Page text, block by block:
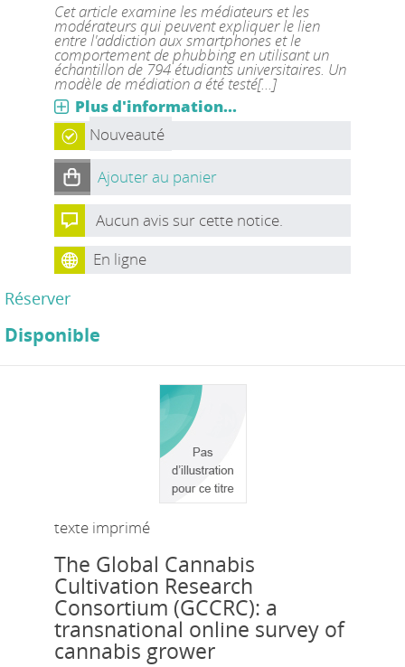
Cet article examine les médiateurs et les
modérateurs qui peuvent expliquer le lien
entre l'addiction aux smartphones et le
comportement de phubbing en utilisant un
échantillon de 794 étudiants universitaires. Un
modèle de médiation a été testé[...]
Plus d'information...
Nouveauté
Ajouter au panier
Aucun avis sur cette notice.
En ligne
Réserver
Disponible
texte imprimé
The Global Cannabis
Cultivation Research
Consortium (GCCRC): a
transnational online survey of
cannabis grower